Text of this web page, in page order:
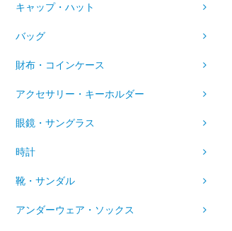
キャップ・ハット
バッグ
財布・コインケース
アクセサリー・キーホルダー
眼鏡・サングラス
時計
靴・サンダル
アンダーウェア・ソックス